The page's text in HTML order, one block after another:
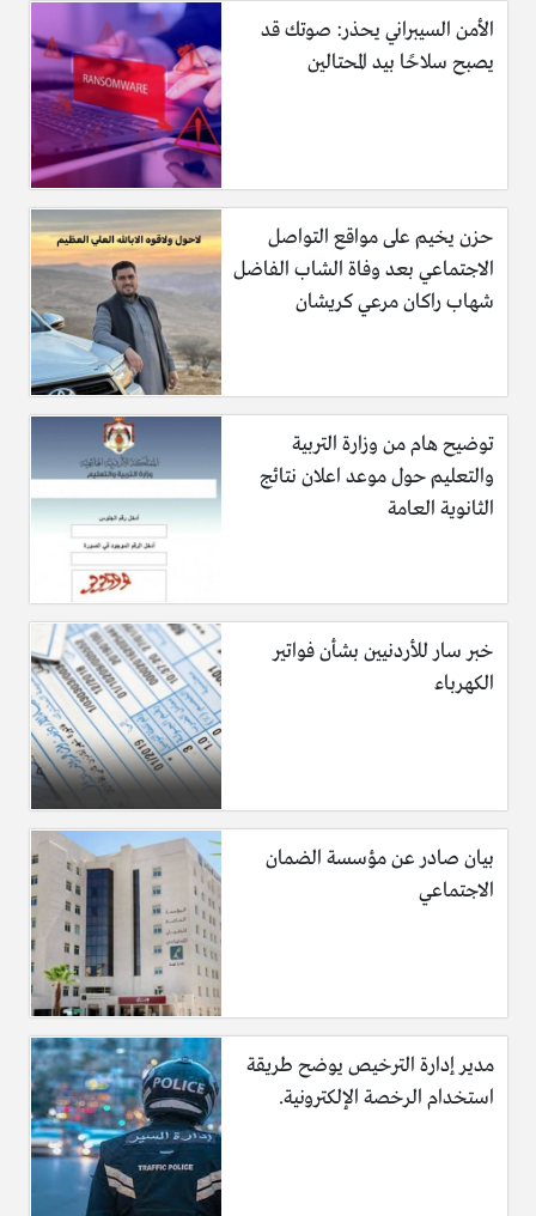
الأمن السيبراني يحذر: صوتك قد
يصبح سلاحًا بيد المحتالين
حزن يخيم على مواقع التواصل
الاجتماعي بعد وفاة الشاب الفاضل
شهاب راكان مرعي كريشان
توضيح هام من وزارة التربية
والتعليم حول موعد اعلان نتائج
الثانوية العامة
خبر سار للأردنيين بشأن فواتير
الكهرباء
بيان صادر عن مؤسسة الضمان
الاجتماعي
مدير إدارة الترخيص يوضح طريقة
استخدام الرخصة الإلكترونية.